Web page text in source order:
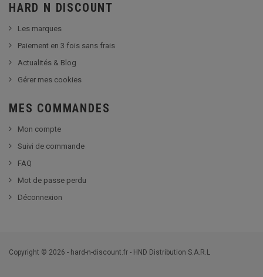
HARD N DISCOUNT
Les marques
Paiement en 3 fois sans frais
Actualités & Blog
Gérer mes cookies
MES COMMANDES
Mon compte
Suivi de commande
FAQ
Mot de passe perdu
Déconnexion
Copyright © 2026 - hard-n-discount.fr - HND Distribution S.A.R.L